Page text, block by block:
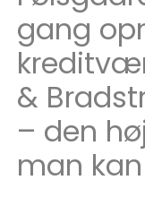
gang
&
– den
man